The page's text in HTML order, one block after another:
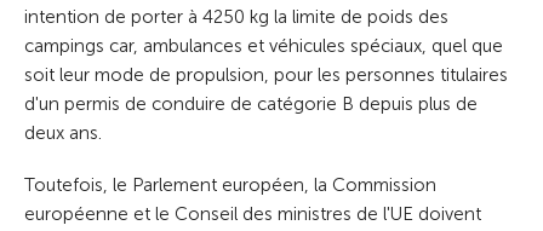
intention de porter à 4250 kg la limite de poids des
campings car, ambulances et véhicules spéciaux, quel que
soit leur mode de propulsion, pour les personnes titulaires
d'un permis de conduire de catégorie B depuis plus de
deux ans.
Toutefois, le Parlement européen, la Commission
européenne et le Conseil des ministres de l'UE doivent